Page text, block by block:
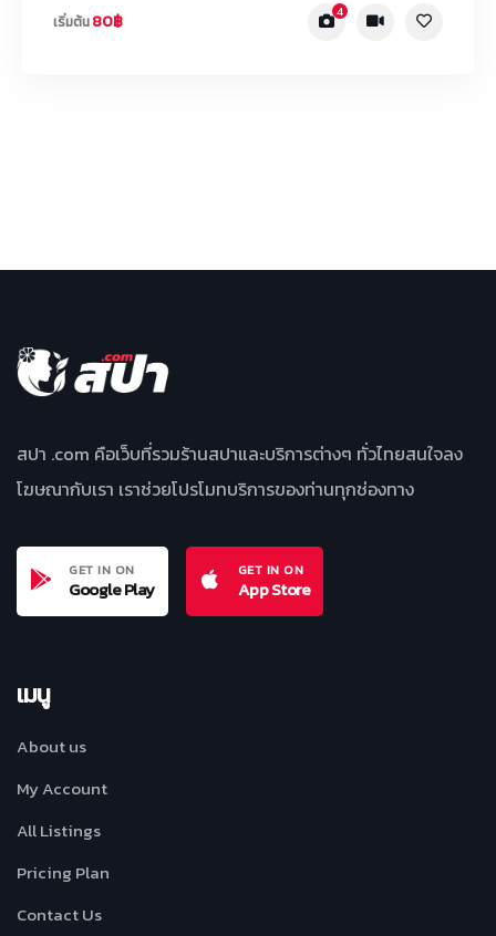
เริ่มต้น80฿ 4
สปา .com คือเว็บที่รวมร้านสปาและบริการต่างๆ ทั่วไทยสนใจลง
โฆษณากับเรา เราช่วยโปรโมทบริการของท่านทุกช่องทาง
GET IN ON
Google Play
GET IN ON
App Store
เมนู
About us
My Account
All Listings
Pricing Plan
Contact Us